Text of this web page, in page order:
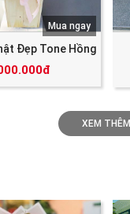
Đẹp Tone Hồng
Mua ngay
XEM THÊM